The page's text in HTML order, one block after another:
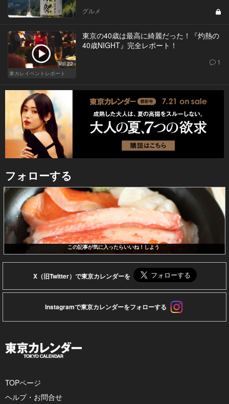
グルメ
Vol.22
東カレイベントレポート
東京の40歳は最高に綺麗だった！『灼熱の
40歳NIGHT』完全レポート！
1
フォローする
この記事が気に入ったらいいね！しよう
X（旧Twitter）で東京カレンダーを
Instagramで東京カレンダーをフォローする
TOPページ
ヘルプ・お問合せ